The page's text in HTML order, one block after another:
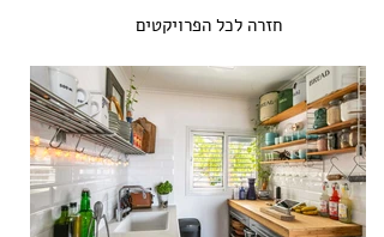
חזרה לכל הפרויקטים